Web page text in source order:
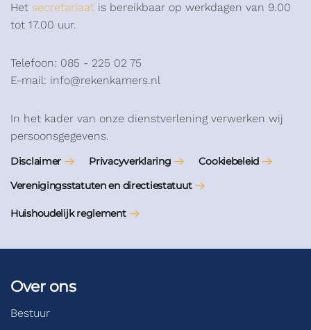
Het secretariaat is bereikbaar op werkdagen van 9.00
tot 17.00 uur.
Telefoon: 085 - 225 02 75
E-mail: info@rekenkamers.nl
In het kader van onze dienstverlening verwerken wij
persoonsgegevens.
Disclaimer Privacyverklaring
Cookiebeleid
Verenigingsstatuten en directiestatuut
Huishoudelijk reglement
Over ons
Bestuur